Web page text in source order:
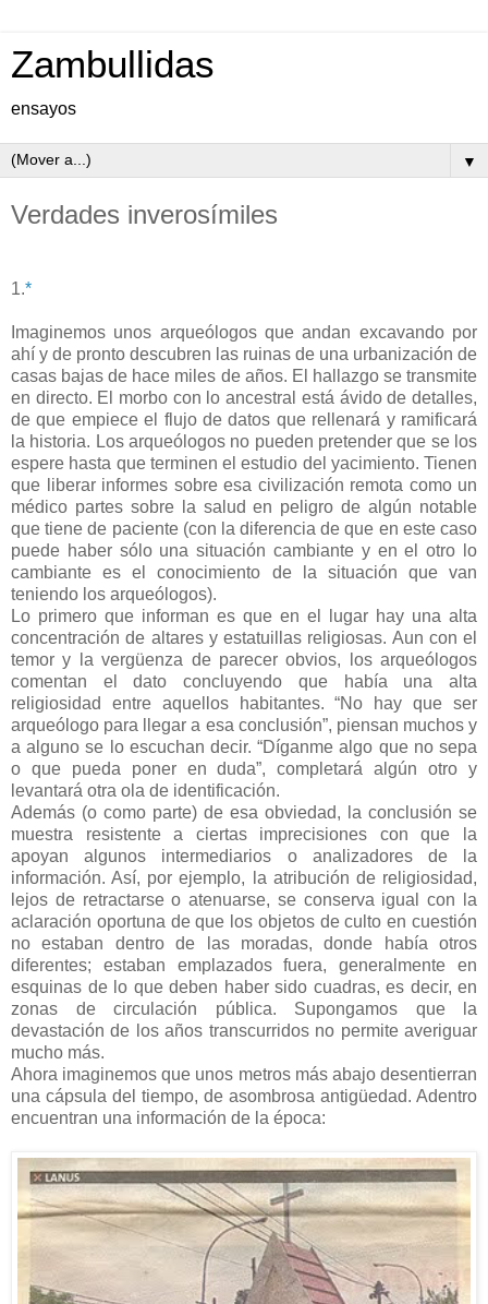
Zambullidas
ensayos
▼
Verdades inverosímiles
1.*
Imaginemos unos arqueólogos que andan excavando por
ahí y de pronto descubren las ruinas de una urbanización de
casas bajas de hace miles de años. El hallazgo se transmite
en directo. El morbo con lo ancestral está ávido de detalles,
de que empiece el flujo de datos que rellenará y ramificará
la historia. Los arqueólogos no pueden pretender que se los
espere hasta que terminen el estudio del yacimiento. Tienen
que liberar informes sobre esa civilización remota como un
médico partes sobre la salud en peligro de algún notable
que tiene de paciente (con la diferencia de que en este caso
puede haber sólo una situación cambiante y en el otro lo
cambiante es el conocimiento de la situación que van
teniendo los arqueólogos).
Lo primero que informan es que en el lugar hay una alta
concentración de altares y estatuillas religiosas. Aun con el
temor y la vergüenza de parecer obvios, los arqueólogos
comentan el dato concluyendo que había una alta
religiosidad entre aquellos habitantes. “No hay que ser
arqueólogo para llegar a esa conclusión”, piensan muchos y
a alguno se lo escuchan decir. “Díganme algo que no sepa
o que pueda poner en duda”, completará algún otro y
levantará otra ola de identificación.
Además (o como parte) de esa obviedad, la conclusión se
muestra resistente a ciertas imprecisiones con que la
apoyan algunos intermediarios o analizadores de la
información. Así, por ejemplo, la atribución de religiosidad,
lejos de retractarse o atenuarse, se conserva igual con la
aclaración oportuna de que los objetos de culto en cuestión
no estaban dentro de las moradas, donde había otros
diferentes; estaban emplazados fuera, generalmente en
esquinas de lo que deben haber sido cuadras, es decir, en
zonas de circulación pública. Supongamos que la
devastación de los años transcurridos no permite averiguar
mucho más.
Ahora imaginemos que unos metros más abajo desentierran
una cápsula del tiempo, de asombrosa antigüedad. Adentro
encuentran una información de la época: